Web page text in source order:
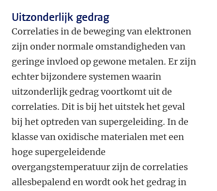
Uitzonderlijk gedrag
Correlaties in de beweging van elektronen
zijn onder normale omstandigheden van
geringe invloed op gewone metalen. Er zijn
echter bijzondere systemen waarin
uitzonderlijk gedrag voortkomt uit de
correlaties. Dit is bij het uitstek het geval
bij het optreden van supergeleiding. In de
klasse van oxidische materialen met een
hoge supergeleidende
overgangstemperatuur zijn de correlaties
allesbepalend en wordt ook het gedrag in